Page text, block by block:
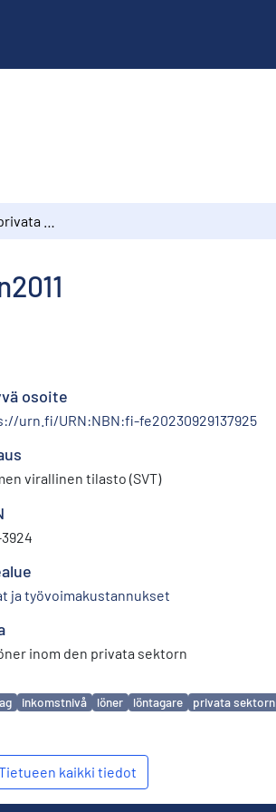
osoite
urn.fi/URN:NBN:fi-fe20230929137925
virallinen tilasto (SVT)
ja työvoimakustannukset
inom den privata sektorn
inkomstnivå löner löntagare privata sektorn
kaikki tiedot